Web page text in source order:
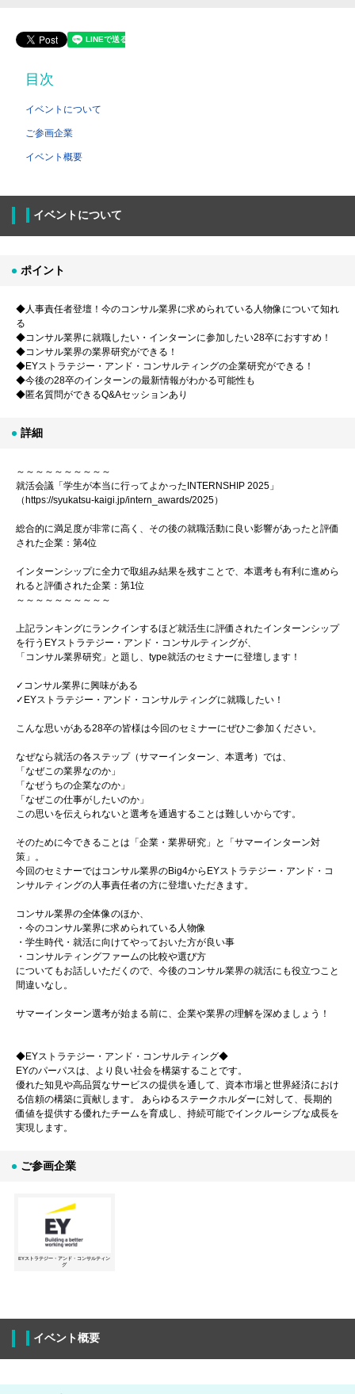
目次
イベントについて
ご参画企業
イベント概要
イベントについて
ポイント
◆人事責任者登壇！今のコンサル業界に求められている人物像について知れ
る
◆コンサル業界に就職したい・インターンに参加したい28卒におすすめ！
◆コンサル業界の業界研究ができる！
◆EYストラテジー・アンド・コンサルティングの企業研究ができる！
◆今後の28卒のインターンの最新情報がわかる可能性も
◆匿名質問ができるQ&Aセッションあり
詳細
～～～～～～～～～～
就活会議「学生が本当に行ってよかったINTERNSHIP 2025」
（https://syukatsu-kaigi.jp/intern_awards/2025）
総合的に満足度が非常に高く、その後の就職活動に良い影響があったと評価
された企業：第4位
インターンシップに全力で取組み結果を残すことで、本選考も有利に進めら
れると評価された企業：第1位
～～～～～～～～～～
上記ランキングにランクインするほど就活生に評価されたインターンシップ
を行うEYストラテジー・アンド・コンサルティングが、
「コンサル業界研究」と題し、type就活のセミナーに登壇します！
✓コンサル業界に興味がある
✓EYストラテジー・アンド・コンサルティングに就職したい！
こんな思いがある28卒の皆様は今回のセミナーにぜひご参加ください。
なぜなら就活の各ステップ（サマーインターン、本選考）では、
「なぜこの業界なのか」
「なぜうちの企業なのか」
「なぜこの仕事がしたいのか」
この思いを伝えられないと選考を通過することは難しいからです。
そのために今できることは「企業・業界研究」と「サマーインターン対
策」。
今回のセミナーではコンサル業界のBig4からEYストラテジー・アンド・コ
ンサルティングの人事責任者の方に登壇いただきます。
コンサル業界の全体像のほか、
・今のコンサル業界に求められている人物像
・学生時代・就活に向けてやっておいた方が良い事
・コンサルティングファームの比較や選び方
についてもお話しいただくので、今後のコンサル業界の就活にも役立つこと
間違いなし。
サマーインターン選考が始まる前に、企業や業界の理解を深めましょう！
◆EYストラテジー・アンド・コンサルティング◆
EYのパーパスは、より良い社会を構築することです。
優れた知見や高品質なサービスの提供を通して、資本市場と世界経済におけ
る信頼の構築に貢献します。 あらゆるステークホルダーに対して、長期的
価値を提供する優れたチームを育成し、持続可能でインクルーシブな成長を
実現します。
ご参画企業
EYストラテジー・アンド・コンサルティン
グ
イベント概要